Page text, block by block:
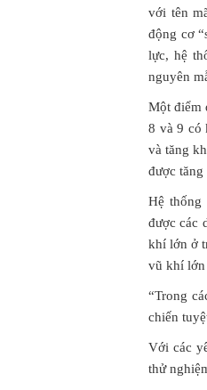
với tên
động cơ
lực, hệ
nguyên
Một điểm
8 và 9 có
và tăng
được
Hệ thống
được các
khí lớn ở
vũ khí lớn
“Trong
chiến
Với các
thử